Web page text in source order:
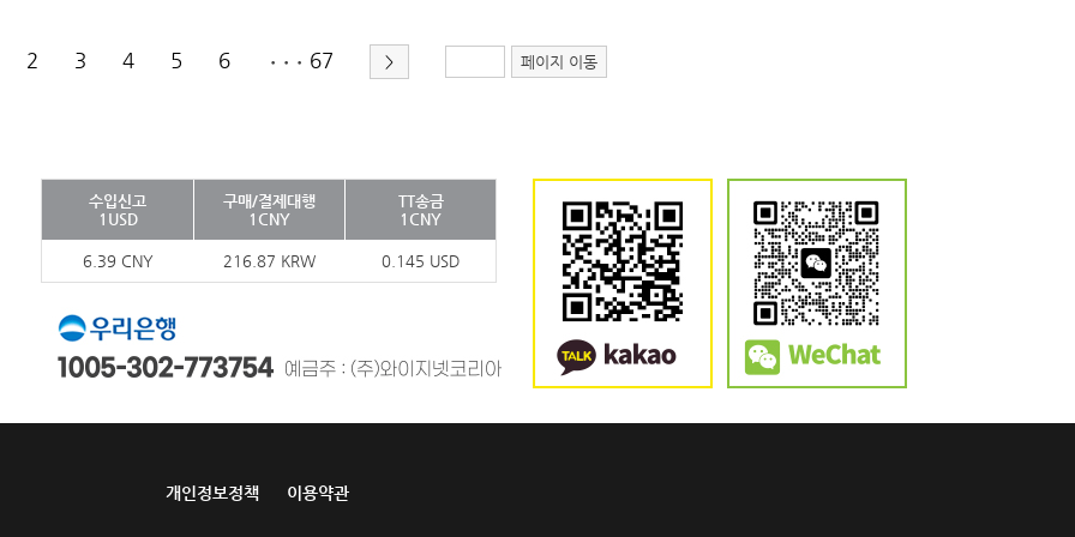
2 3 4 5 6 ••• 67 > 페이지 이동
수입신고
1USD
구매/결제대행
1CNY
TT송금
1CNY
6.39 CNY 216.87 KRW 0.145 USD
개인정보정책 이용약관